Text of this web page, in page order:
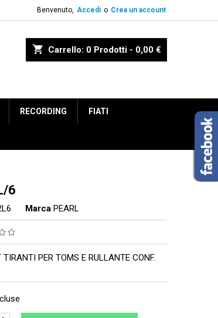
Benvenuto, Accedi o Crea un account
shopping_cart Carrello: 0 Prodotti - 0,00 €
RECORDING FIATI
6
Marca PEARL
PER TOMS E RULLANTE CONF.